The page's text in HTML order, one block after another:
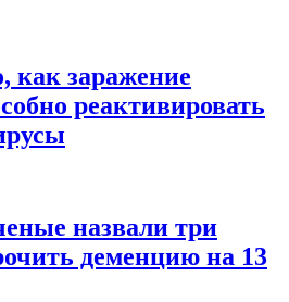
как заражение
реактивировать
назвали три
деменцию на 13